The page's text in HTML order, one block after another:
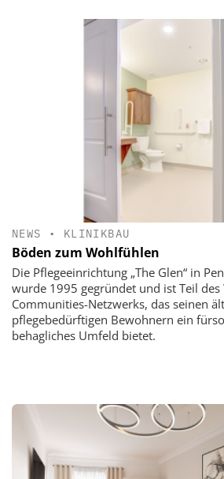
NEWS • KLINIKBAU
Böden zum Wohlfühlen
Die Pflegeeinrichtung „The Glen“ in
wurde 1995 gegründet und ist Teil
Communities-Netzwerks, das seinen
pflegebedürftigen Bewohnern ein
behagliches Umfeld bietet.